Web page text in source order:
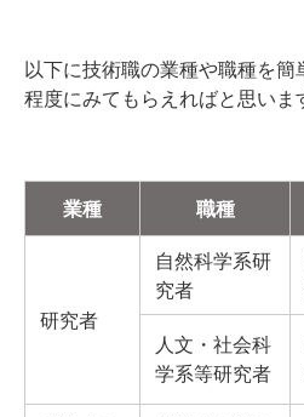
以下に技術職の業種や職種を
程度にみてもらえればと思いま
業種 職種
研究者
自然科学系研
究者
人文・社会科
学系等研究者